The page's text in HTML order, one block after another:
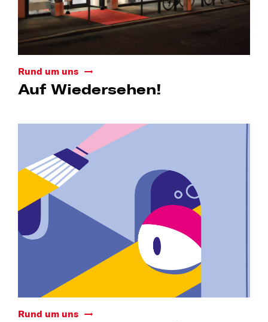
Rund um uns
Auf Wiedersehen!
Rund um uns